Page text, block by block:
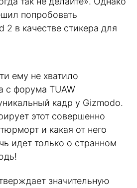
попробовать
2 в качестве стикера для
ему не хватило
с форума TUAW
кадр у Gizmodo.
этот совершенно
и какая от него
идет только о странном
значительную